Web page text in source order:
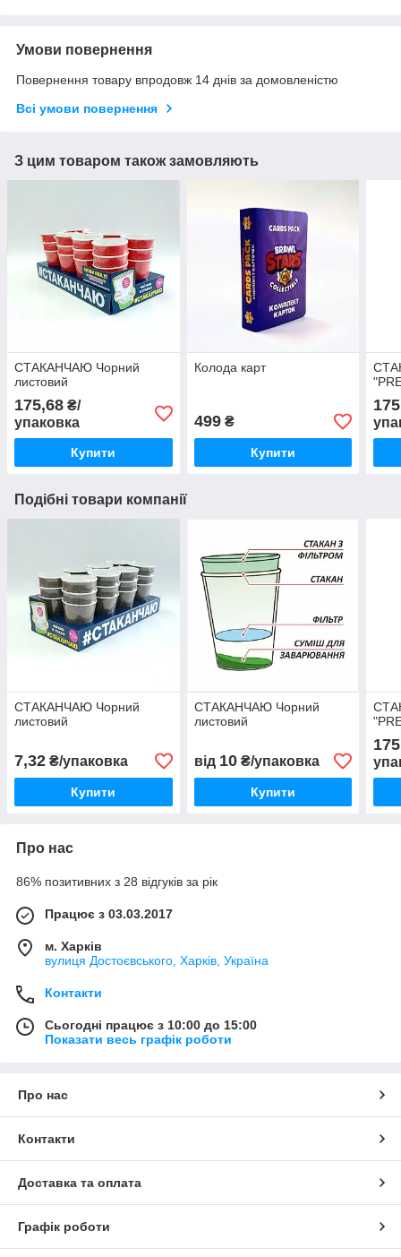
Умови повернення
Повернення товару впродовж 14 днів за домовленістю
Всі умови повернення
З цим товаром також замовляють
СТАКАНЧАЮ Чорний
листовий
175,68 ₴/
упаковка
Купити
Колода карт
499₴
Купити
Подібні товари компанії
СТАКАНЧАЮ Чорний
листовий
7,32 ₴/упаковка
Купити
СТАКАНЧАЮ Чорний
листовий
від 10₴/упаковка
Купити
Про нас
86% позитивних з 28 відгуків за рік
Працює з 03.03.2017
м. Харків
вулиця Достоєвського, Харків, Україна
Контакти
Сьогодні працює з 10:00 до 15:00
Показати весь графік роботи
Про нас
Контакти
Доставка та оплата
Графік роботи